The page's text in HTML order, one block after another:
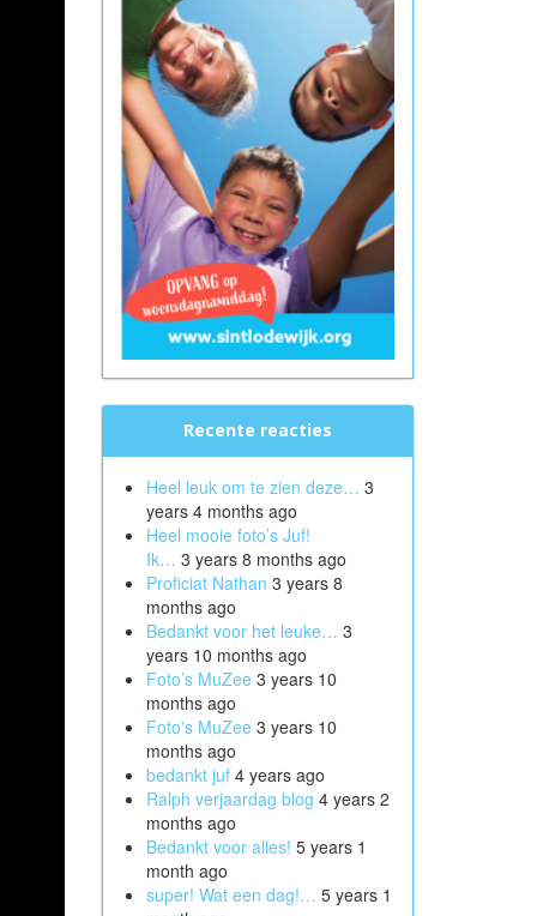
Recente reacties
Heel leuk om te zien deze… 3
years 4 months ago
Heel mooie foto’s Juf!
Ik… 3 years 8 months ago
Proficiat Nathan 3 years 8
months ago
Bedankt voor het leuke… 3
years 10 months ago
Foto’s MuZee 3 years 10
months ago
Foto's MuZee 3 years 10
months ago
bedankt juf 4 years ago
Ralph verjaardag blog 4 years 2
months ago
Bedankt voor alles! 5 years 1
month ago
super! Wat een dag!… 5 years 1